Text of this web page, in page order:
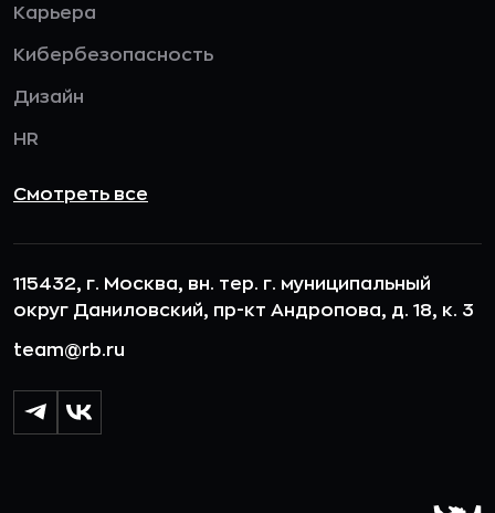
Карьера
Кибербезопасность
Дизайн
HR
Смотреть все
115432, г. Москва, вн. тер. г. муниципальный
округ Даниловский, пр-кт Андропова, д. 18, к. 3
team@rb.ru